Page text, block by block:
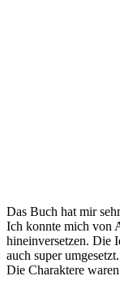
Das Buch hat mir
Ich konnte mich von
hineinversetzen. Die
auch super umgesetzt.
Die Charaktere